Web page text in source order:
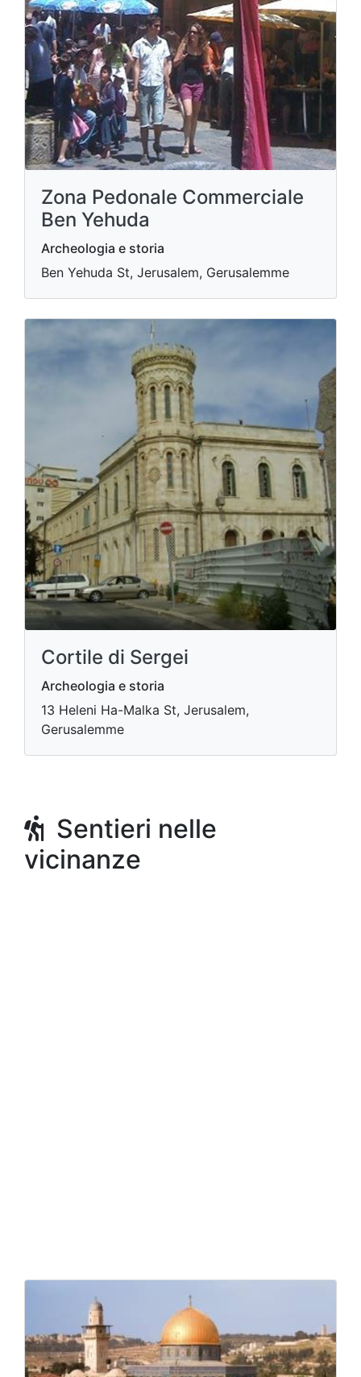
Zona Pedonale Commerciale
Ben Yehuda
Archeologia e storia
Ben Yehuda St, Jerusalem, Gerusalemme
Cortile di Sergei
Archeologia e storia
13 Heleni Ha-Malka St, Jerusalem,
Gerusalemme
Sentieri nelle
vicinanze